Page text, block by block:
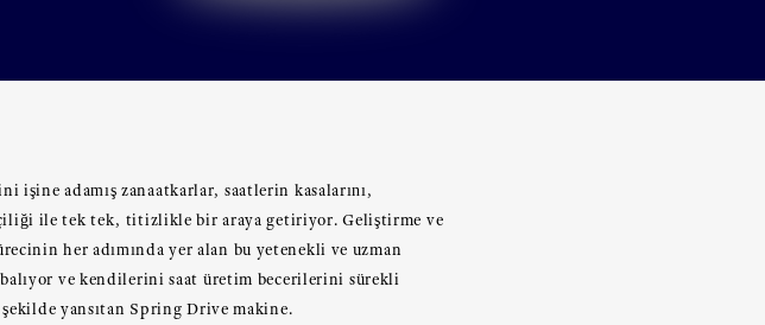
adamış zanaatkarlar, saatlerin kasalarını,
ile tek tek, titizlikle bir araya getiriyor. Geliştirme ve
her adımında yer alan bu yetenekli ve uzman
ve kendilerini saat üretim becerilerini sürekli
yansıtan Spring Drive makine.